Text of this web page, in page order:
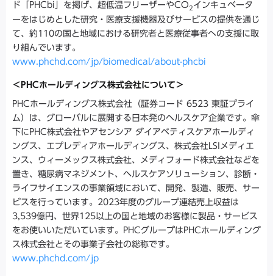
ド「PHCbi」を掲げ、超低温フリーザーやCO 2 インキュベータ
ーをはじめとした研究・医療支援機器及びサービスの提供を通じ
て、約110の国と地域における研究者と医療従事者への支援に取
り組んでいます。
www.phchd.com/jp/biomedical/about-phcbi
＜PHCホールディングス株式会社について＞
PHCホールディングス株式会社（証券コード 6523 東証プライ
ム）は、グローバルに展開する日本発のヘルスケア企業です。傘
下にPHC株式会社やアセンシア ダイアベティスケアホールディ
ングス、エプレディアホールディングス、株式会社LSIメディエ
ンス、ウィーメックス株式会社、メディフォード株式会社などを
置き、糖尿病マネジメント、ヘルスケアソリューション、診断・
ライフサイエンスの事業領域において、開発、製造、販売、サー
ビスを行っています。2023年度のグループ連結売上収益は
3,539億円、世界125以上の国と地域のお客様に製品・サービス
をお使いいただいています。PHCグループはPHCホールディング
ス株式会社とその事業子会社の総称です。
www.phchd.com/jp